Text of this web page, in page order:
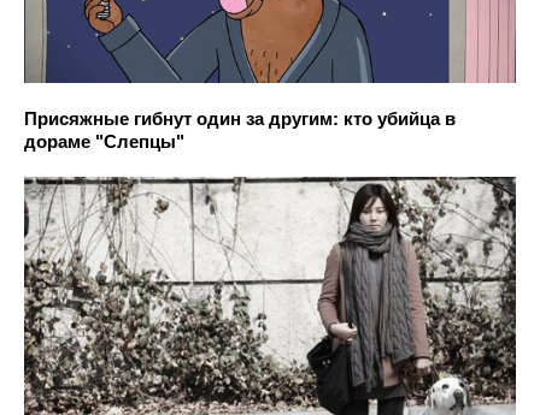
Присяжные гибнут один за другим: кто убийца в
дораме "Слепцы"